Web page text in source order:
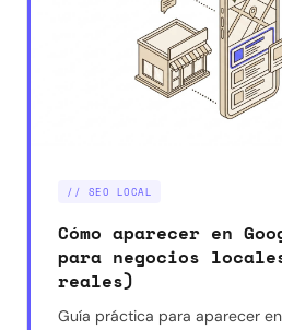
// SEO LOCAL
Cómo aparecer en
para negocios
reales)
Guía práctica para aparecer